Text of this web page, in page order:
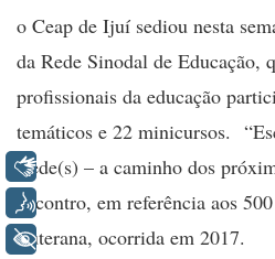
o Ceap de Ijuí sediou nesta
da Rede Sinodal de Educação,
profissionais da educação
temáticos e 22 minicursos.
Rede(s) – a caminho dos
encontro, em referência aos
Luterana, ocorrida em 2017.
Libras
Voz
+ Acessibilidade